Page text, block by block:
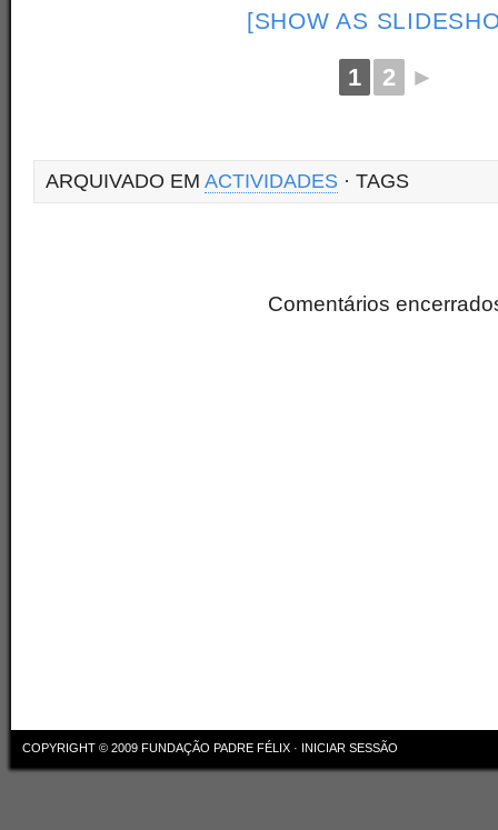
[SHOW AS
1 2 ►
ARQUIVADO EM ACTIVIDADES · TAGS
Comentários
COPYRIGHT © 2009 FUNDAÇÃO PADRE FÉLIX · INICIAR SESSÃO